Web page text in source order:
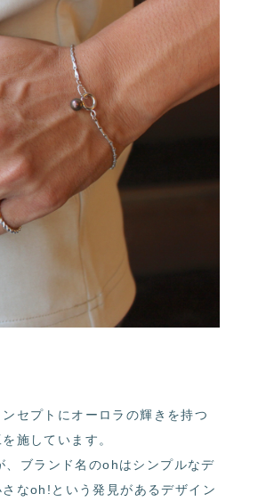
セプトにオーロラの輝きを持つ
施しています。
ブランド名のohはシンプルなデ
なoh!という発見があるデザイン